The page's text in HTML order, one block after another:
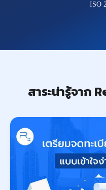
ISO
สาระน่ารู้จาก